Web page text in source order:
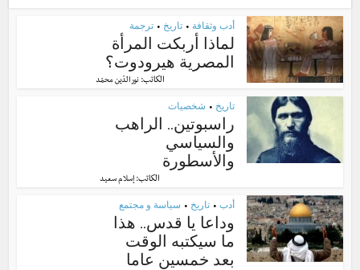
أدب وثقافة • تاريخ • ترجمة
لماذا أربكت المرأة
المصرية هيرودوت؟
الكاتب:نور الدّين محمّد
تاريخ • شخصيات
راسبوتين.. الراهب
والسياسي
والأسطورة
الكاتب: إسلام سعيد
أدب • تاريخ • سياسة و مجتمع
وداعا يا قدس.. هذا
ما سيكتبه الوقت
بعد خمسين عاما